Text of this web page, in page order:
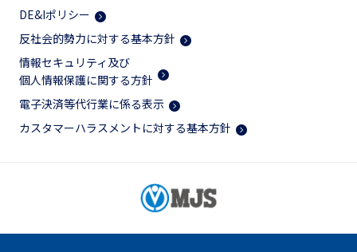
DE&Iポリシー
反社会的勢力に対する基本方針
情報セキュリティ及び
個人情報保護に関する方針
電子決済等代行業に係る表示
カスタマーハラスメントに対する基本方針